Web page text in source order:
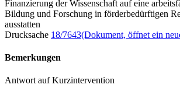
Finanzierung der Wissenschaft auf eine
Bildung und Forschung in förderbedürftigen
ausstatten
Drucksache 18/7643(Dokument, öffnet ein
Bemerkungen
Antwort auf Kurzintervention